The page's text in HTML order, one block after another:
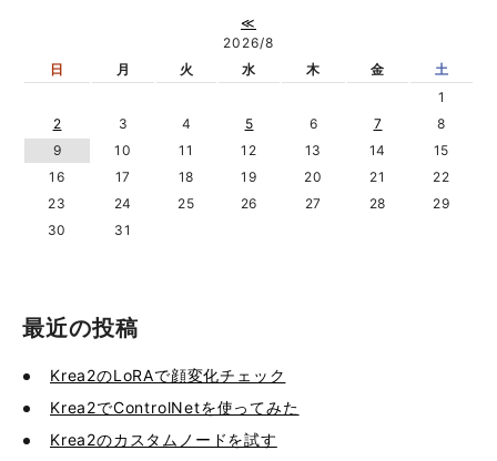
≪
2026/8
日
月 火 水 木 金
土
1
2
3 4 5 6 7
8
9
10 11 12 13 14
15
16
17 18 19 20 21
22
23
24 25 26 27 28
29
30
31
最近の投稿
Krea2のLoRAで顔変化チェック
Krea2でControlNetを使ってみた
Krea2のカスタムノードを試す